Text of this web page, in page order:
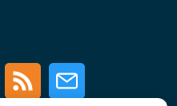
InstagramRSS Newsletter